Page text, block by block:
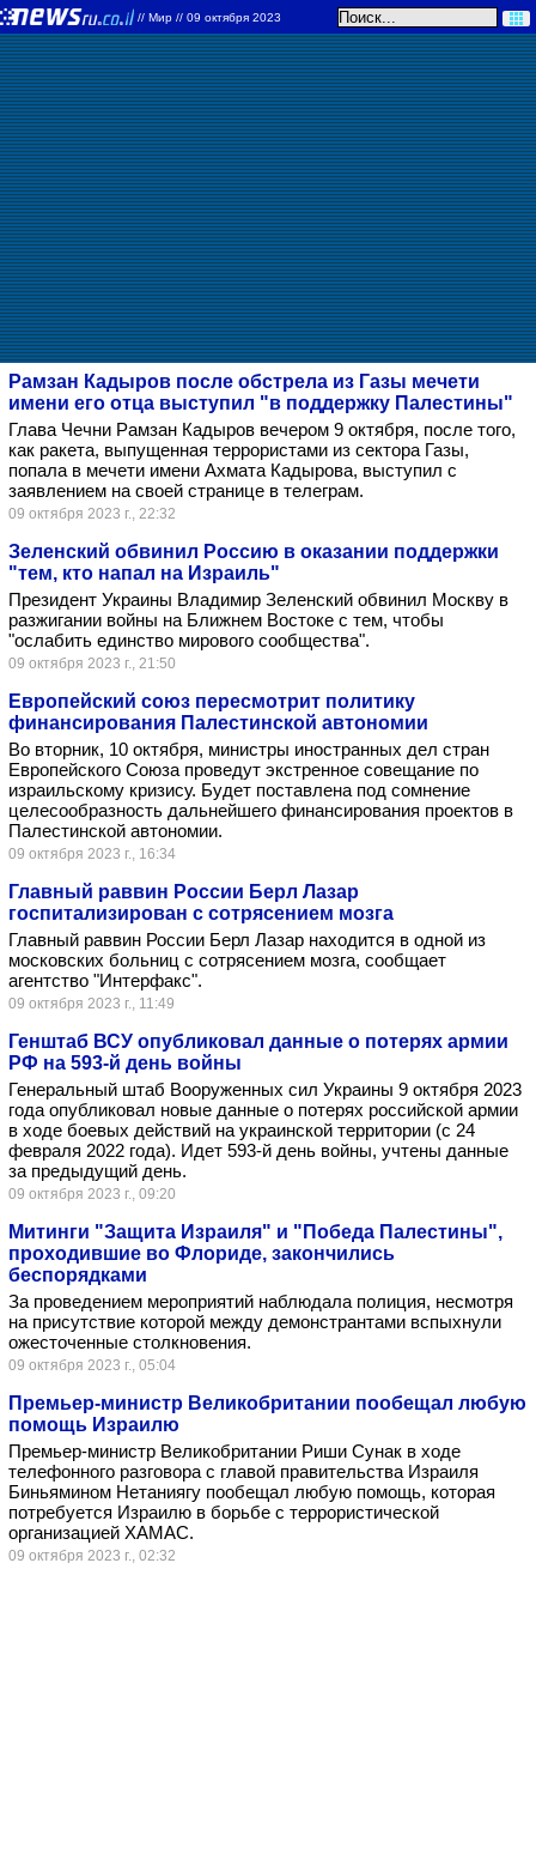
// Мир // 09 октября 2023
Рамзан Кадыров после обстрела из Газы мечети
имени его отца выступил "в поддержку Палестины"
Глава Чечни Рамзан Кадыров вечером 9 октября, после того,
как ракета, выпущенная террористами из сектора Газы,
попала в мечети имени Ахмата Кадырова, выступил с
заявлением на своей странице в телеграм.
09 октября 2023 г., 22:32
Зеленский обвинил Россию в оказании поддержки
"тем, кто напал на Израиль"
Президент Украины Владимир Зеленский обвинил Москву в
разжигании войны на Ближнем Востоке с тем, чтобы
"ослабить единство мирового сообщества".
09 октября 2023 г., 21:50
Европейский союз пересмотрит политику
финансирования Палестинской автономии
Во вторник, 10 октября, министры иностранных дел стран
Европейского Союза проведут экстренное совещание по
израильскому кризису. Будет поставлена под сомнение
целесообразность дальнейшего финансирования проектов в
Палестинской автономии.
09 октября 2023 г., 16:34
Главный раввин России Берл Лазар
госпитализирован с сотрясением мозга
Главный раввин России Берл Лазар находится в одной из
московских больниц с сотрясением мозга, сообщает
агентство "Интерфакс".
09 октября 2023 г., 11:49
Генштаб ВСУ опубликовал данные о потерях армии
РФ на 593-й день войны
Генеральный штаб Вооруженных сил Украины 9 октября 2023
года опубликовал новые данные о потерях российской армии
в ходе боевых действий на украинской территории (с 24
февраля 2022 года). Идет 593-й день войны, учтены данные
за предыдущий день.
09 октября 2023 г., 09:20
Митинги "Защита Израиля" и "Победа Палестины",
проходившие во Флориде, закончились
беспорядками
За проведением мероприятий наблюдала полиция, несмотря
на присутствие которой между демонстрантами вспыхнули
ожесточенные столкновения.
09 октября 2023 г., 05:04
Премьер-министр Великобритании пообещал любую
помощь Израилю
Премьер-министр Великобритании Риши Сунак в ходе
телефонного разговора с главой правительства Израиля
Биньямином Нетаниягу пообещал любую помощь, которая
потребуется Израилю в борьбе с террористической
организацией ХАМАС.
09 октября 2023 г., 02:32